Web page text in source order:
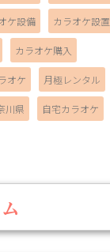
ケ設備 カラオケ設置
カラオケ購入
オケ 月極レンタル
川県 自宅カラオケ